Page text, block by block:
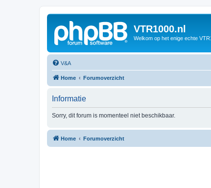
VTR1000.nl
Welkom op het enige echte
V&A
Home Forumoverzicht
Informatie
Sorry, dit forum is momenteel niet beschikbaar.
Home Forumoverzicht